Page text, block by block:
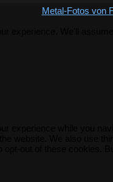
Metal-Fotos von